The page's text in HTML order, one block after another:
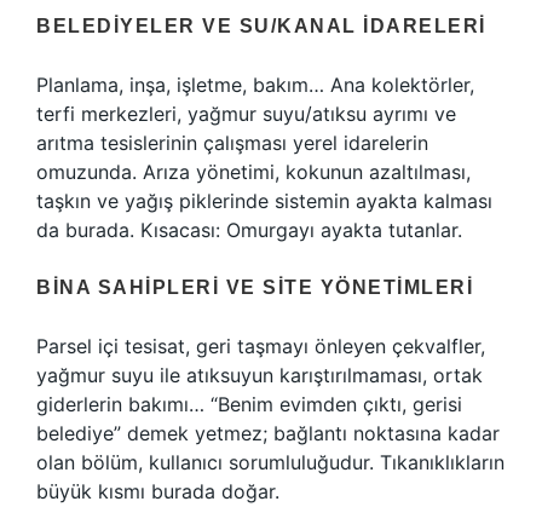
BELEDIYELER VE SU/KANAL İDARELERI
Planlama, inşa, işletme, bakım… Ana kolektörler,
terfi merkezleri, yağmur suyu/atıksu ayrımı ve
arıtma tesislerinin çalışması yerel idarelerin
omuzunda. Arıza yönetimi, kokunun azaltılması,
taşkın ve yağış piklerinde sistemin ayakta kalması
da burada. Kısacası: Omurgayı ayakta tutanlar.
BINA SAHIPLERI VE SITE YÖNETIMLERI
Parsel içi tesisat, geri taşmayı önleyen çekvalfler,
yağmur suyu ile atıksuyun karıştırılmaması, ortak
giderlerin bakımı… “Benim evimden çıktı, gerisi
belediye” demek yetmez; bağlantı noktasına kadar
olan bölüm, kullanıcı sorumluluğudur. Tıkanıklıkların
büyük kısmı burada doğar.